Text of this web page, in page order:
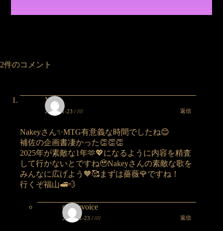
2件のコメント
Yuka
2024-11-23 / //// 返信
Nakeyさん✨MTG有意義な時間でしたね😊
補佐の企画書凄かった👏👏👏
2025年が素敵な1年🫶💖になるように内容を精査
して行かないとですね🥹Nakeyさんの素敵な歌を
みんなに広げよう🧡🥰まずは薔薇🌹ですね！
行くぞ福山🚅💨
nakeyvoice
2024-11-23 / //// 返信